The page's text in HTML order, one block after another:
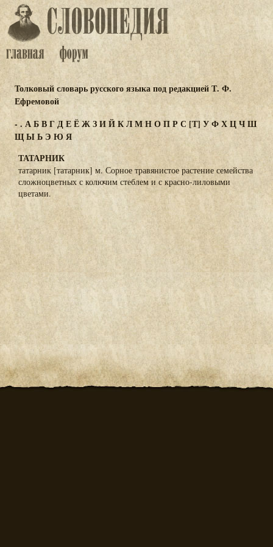
Толковый словарь русского языка под редакцией Т. Ф.
Ефремовой
- . АБВГДЕЁЖЗИЙКЛМНОПР С [Т] УФХЦЧШ
ЩЫЬЭ ЮЯ
ТАТАРНИК
татарник [татарник] м. Сорное травянистое растение семейства
сложноцветных с колючим стеблем и с красно-лиловыми
цветами.